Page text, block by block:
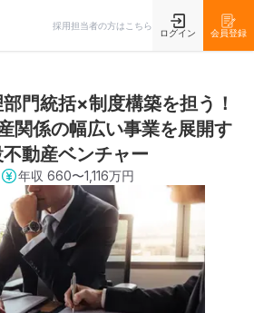
採用担当者の方はこちら
ログイン 会員登録
部門統括×制度構築を担う！
関係の幅広い事業を展開す
動産ベンチャー
年収 660〜1,116万円